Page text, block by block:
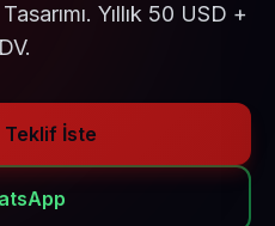
Yıllık 50 USD +
Teklif İste